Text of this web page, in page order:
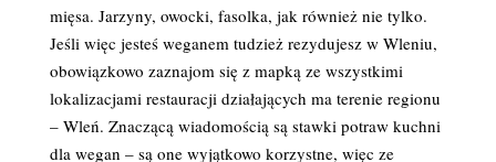
mięsa. Jarzyny, owocki, fasolka, jak również nie tylko.
Jeśli więc jesteś weganem tudzież rezydujesz w Wleniu,
obowiązkowo zaznajom się z mapką ze wszystkimi
lokalizacjami restauracji działających ma terenie regionu
– Wleń. Znaczącą wiadomością są stawki potraw kuchni
dla wegan – są one wyjątkowo korzystne, więc ze